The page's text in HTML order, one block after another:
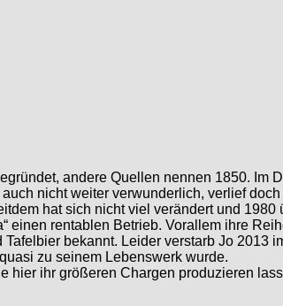
andere Quellen nennen 1850. Im
nicht weiter verwunderlich, verlief
hat sich nicht viel verändert und 1980
rentablen Betrieb. Vorallem ihre
bekannt. Leider verstarb Jo 2013
zu seinem Lebenswerk wurde.
hier ihr größeren Chargen produzieren